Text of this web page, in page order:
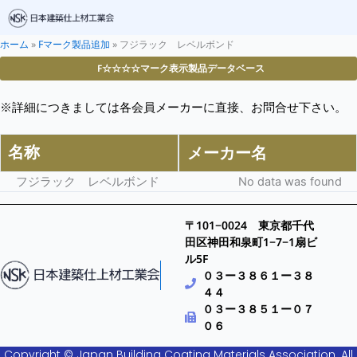
ホーム » Fマーク製品追加 » フジラック レベルボンド
F☆☆☆☆マーク表示製品データベース
※詳細につきましては各会員メーカーに直接、お問合せ下さい。
名称 メーカー名
フジラック レベルボンド No data was found
〒101−0024 東京都千代
田区神田和泉町1−7−1扇ビ
ル5F
０３ー３８６１ー３８
４４
０３ー３８５１ー０７
０６